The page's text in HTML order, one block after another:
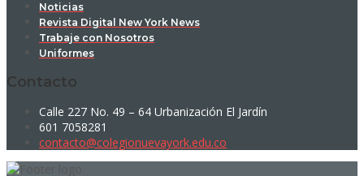
Noticias
Revista Digital New York News
Trabaje con Nosotros
Uniformes
Contacto
Calle 227 No. 49 – 64 Urbanización El Jardín
601 7058281
contacto@colegionuevayork.edu.co